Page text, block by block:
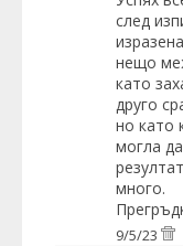
след
нещо
като
друго
но като
могла
много.
9/5/23